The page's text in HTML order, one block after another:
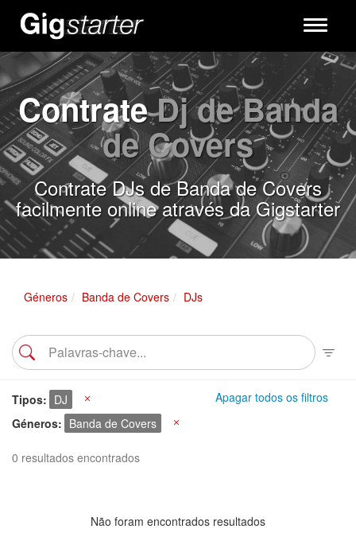
Toggle
ContrateDj de Banda
de Covers
Contrate DJs de Banda de Covers
facilmente online através da Gigstarter
Géneros Banda de Covers DJs
Apagar todos os filtros
Tipos DJ
Géneros
Banda de Covers
0 resultados encontrados
Não foram encontrados resultados